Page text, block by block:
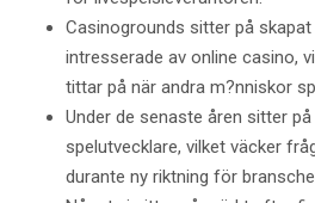
Casinogrounds sitter på
intresserade av online casino,
tittar på när andra m?nniskor
Under de senaste åren sitter
spelutvecklare, vilket väcker
durante ny riktning för